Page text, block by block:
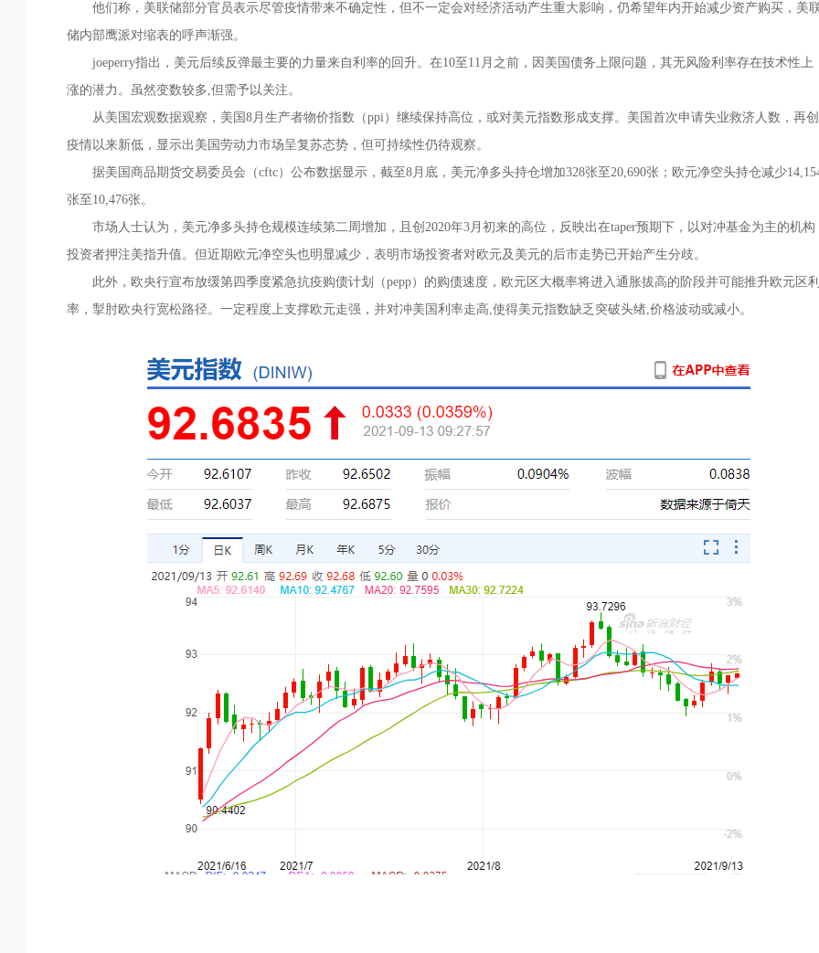
他们称，美联储部分官员表示尽管疫情带来不确定性，但不一定会对经济活动产生重大影响，仍希望年内开始减少资产购买，美
储内部鹰派对缩表的呼声渐强。
joeperry指出，美元后续反弹最主要的力量来自利率的回升。在10至11月之前，因美国债务上限问题，其无风险利率存在技术性上
涨的潜力。虽然变数较多,但需予以关注。
从美国宏观数据观察，美国8月生产者物价指数（ppi）继续保持高位，或对美元指数形成支撑。美国首次申请失业救济人数，再创
疫情以来新低，显示出美国劳动力市场呈复苏态势，但可持续性仍待观察。
据美国商品期货交易委员会（cftc）公布数据显示，截至8月底，美元净多头持仓增加328张至20,690张；欧元净空头持仓减少
张至10,476张。
市场人士认为，美元净多头持仓规模连续第二周增加，且创2020年3月初来的高位，反映出在taper预期下，以对冲基金为主的机构
投资者押注美指升值。但近期欧元净空头也明显减少，表明市场投资者对欧元及美元的后市走势已开始产生分歧。
此外，欧央行宣布放缓第四季度紧急抗疫购债计划（pepp）的购债速度，欧元区大概率将进入通胀拔高的阶段并可能推升欧元区
率，掣肘欧央行宽松路径。一定程度上支撑欧元走强，并对冲美国利率走高,使得美元指数缺乏突破头绪,价格波动或减小。